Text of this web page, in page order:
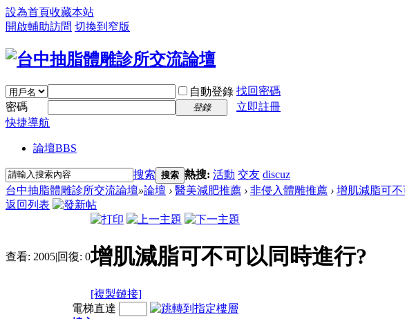
設為首頁收藏本站
開啟輔助訪問 切換到窄版
自動登錄 找回密碼
密碼
登錄
立即註冊
快捷導航
論壇BBS
搜索 搜索 熱搜: 活動 交友 discuz
台中抽脂體雕診所交流論壇»論壇 › 醫美減肥推薦 › 非侵入體雕推薦 › 增肌減脂可
返回列表
查看: 2005|回復: 0增肌減脂可不可以同時進行?
[複製鏈接]
電梯直達